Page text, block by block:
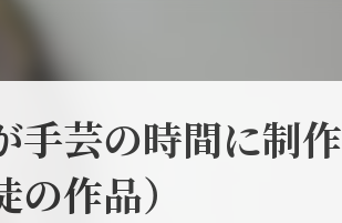
手芸の時間に制作
作品）